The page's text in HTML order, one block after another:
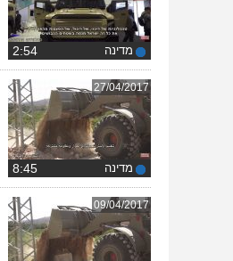
מדינה
27/04/2017
מדינה
09/04/2017